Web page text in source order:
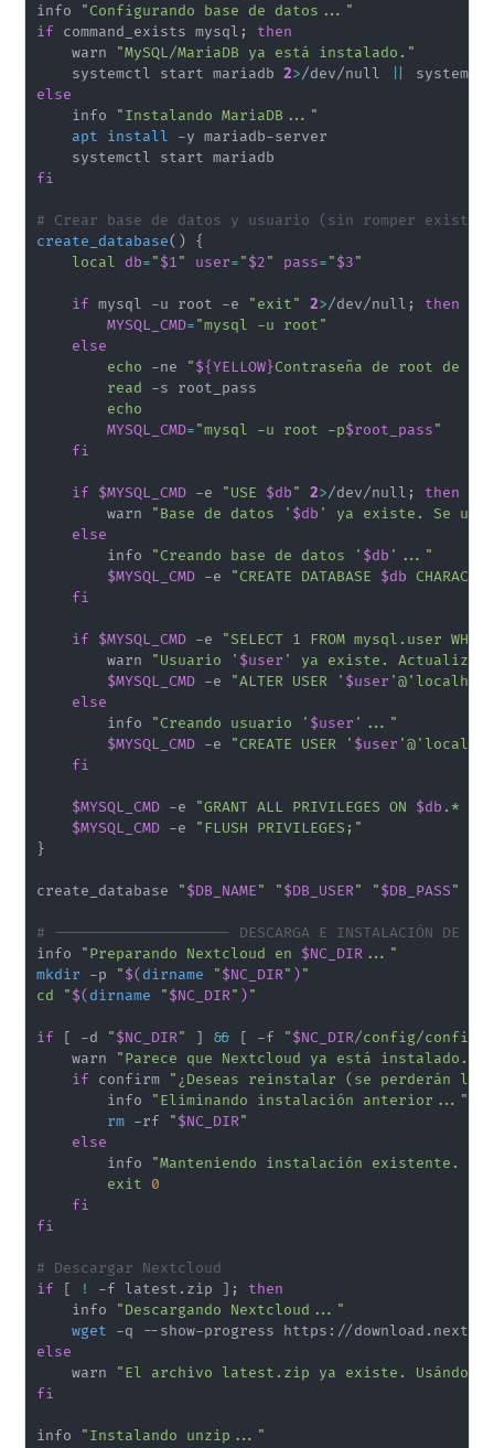
info "Configurando base de datos..."
if command_exists mysql ;
then
    warn
"MySQL/MariaDB ya está instalado."
    systemctl start mariadb
2>/dev/null
else
    info
"Instalando MariaDB..."
apt
install -y mariadb-server
fi
# Crear base de datos y usuario (sin romper
create_database( )
{
local
db="$1" user="$2" pass="$3"
if mysql -u root -e "exit" 2>/dev/null ;
then
MYSQL_CMD="mysql -u root"
else
echo -ne "${YELLOW}Contraseña de root de
read -s root_pass
echo
MYSQL_CMD="mysql -u root -p$root_pass"
fi
if $MYSQL_CMD -e "USE $db" 2>/dev/null ;
then
        warn
"Base de datos ' $db ' ya existe. Se
else
        info
"Creando base de datos ' $db '..."
$MYSQL_CMD -e "CREATE DATABASE $db
fi
if $MYSQL_CMD -e "SELECT 1 FROM mysql.user
        warn
"Usuario ' $user ' ya existe.
$MYSQL_CMD -e "ALTER USER ' $user
else
        info
"Creando usuario ' $user '..."
$MYSQL_CMD -e "CREATE USER ' $user
fi
$MYSQL_CMD -e "GRANT ALL PRIVILEGES ON $db .*
$MYSQL_CMD -e "FLUSH PRIVILEGES;"
}
create_database "$DB_NAME" "$DB_USER" "$DB_PASS"
# -------------------- DESCARGA E INSTALACIÓN DE
info "Preparando Nextcloud en $NC_DIR ..."
mkdir -p "$( dirname "$NC_DIR" )"
cd
"$( dirname "$NC_DIR" )"
if [ -d "$NC_DIR" ] && [ -f "$NC_DIR/config/
    warn
"Parece que Nextcloud ya está instalado."
if confirm "¿Deseas reinstalar (se perderán los
        info
"Eliminando instalación anterior..."
rm -rf "$NC_DIR"
else
        info
"Manteniendo instalación existente.
exit
0
fi
fi
# Descargar Nextcloud
if
[ ! -f latest.zip ] ;
then
    info
"Descargando Nextcloud..."
wget
else
    warn
"El archivo latest.zip ya existe.
fi
info "Instalando unzip..."